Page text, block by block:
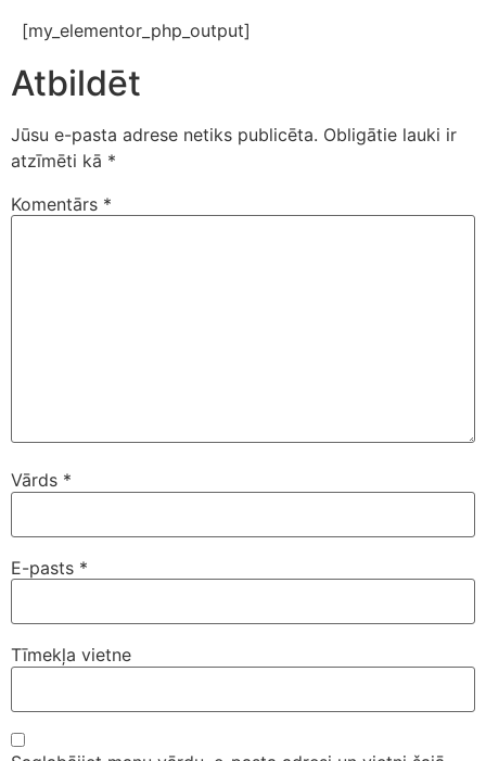
[my_elementor_php_output]
Atbildēt
Jūsu e-pasta adrese netiks publicēta. Obligātie lauki ir
atzīmēti kā *
Komentārs *
Vārds *
E-pasts *
Tīmekļa vietne